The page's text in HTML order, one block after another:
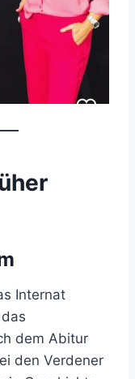
Internat
dem Abitur
den Verdener